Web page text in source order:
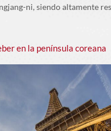
ni, siendo altamente
en la península coreana